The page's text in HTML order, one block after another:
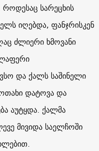
სარეცხის
იღებდა, ფანჯრისკენ
ძლიერი ხმოვანი
და ქალს საშინელი
დატოვა და
აუტყდა. ქალმა
მივიდა საელჩოში